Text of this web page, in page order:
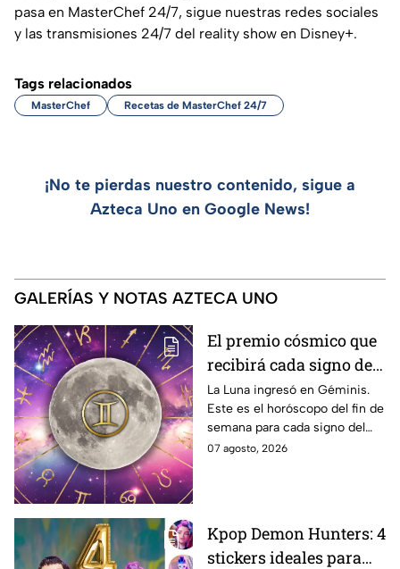
pasa en MasterChef 24/7, sigue nuestras redes sociales
y las transmisiones 24/7 del reality show en Disney+.
Tags relacionados
MasterChef Recetas de MasterChef 24/7
¡No te pierdas nuestro contenido, sigue a
Azteca Uno en Google News!
GALERÍAS Y NOTAS AZTECA UNO
El premio cósmico que
recibirá cada signo del
7 al 9 de agosto gracias
a la influencia de la
Luna en Géminis
La Luna ingresó en Géminis.
Este es el horóscopo del fin de
semana para cada signo del
zodiaco.
07 agosto, 2026
Kpop Demon Hunters: 4
stickers ideales para